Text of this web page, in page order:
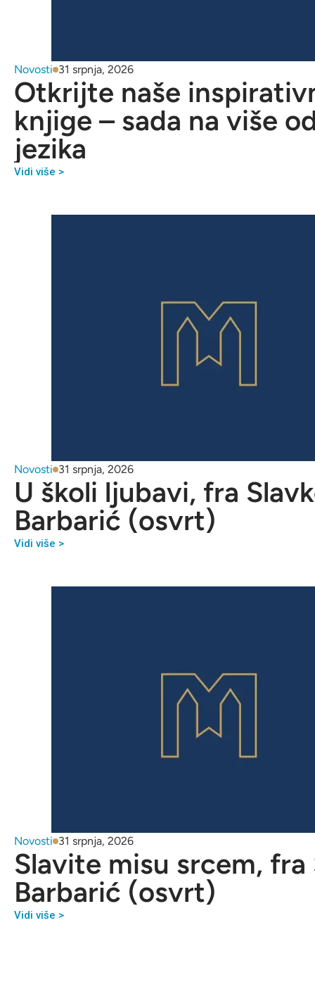
Novosti 31 srpnja, 2026
Otkrijte naše
knjige – sada na više
jezika
Vidi više >
Novosti 31 srpnja, 2026
U školi ljubavi, fra
Barbarić (osvrt)
Vidi više >
Novosti 31 srpnja, 2026
Slavite misu srcem, fra
Barbarić (osvrt)
Vidi više >